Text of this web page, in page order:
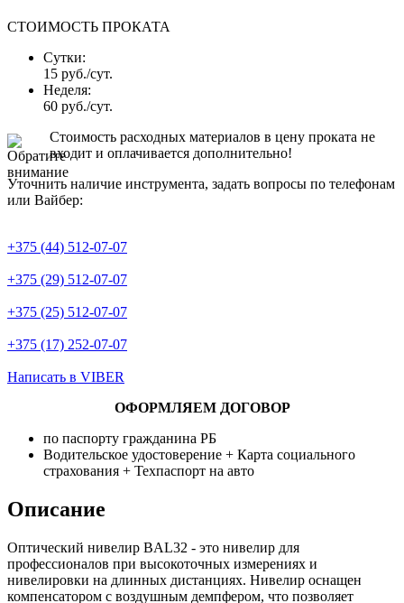
СТОИМОСТЬ ПРОКАТА
Сутки:
15 руб./сут.
Неделя:
60 руб./сут.
Стоимость расходных материалов в цену проката не
входит и оплачивается дополнительно!
Уточнить наличие инструмента, задать вопросы по телефонам
или Вайбер:
+375 (44) 512-07-07
+375 (29) 512-07-07
+375 (25) 512-07-07
+375 (17) 252-07-07
Написать в VIBER
ОФОРМЛЯЕМ ДОГОВОР
по паспорту гражданина РБ
Водительское удостоверение + Карта социального
страхования + Техпаспорт на авто
Описание
Оптический нивелир BAL32 - это нивелир для
профессионалов при высокоточных измерениях и
нивелировки на длинных дистанциях. Нивелир оснащен
компенсатором с воздушным демпфером, что позволяет